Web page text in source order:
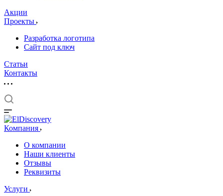
Акции
Проекты
Разработка логотипа
Сайт под ключ
Статьи
Контакты
Компания
О компании
Наши клиенты
Отзывы
Реквизиты
Услуги